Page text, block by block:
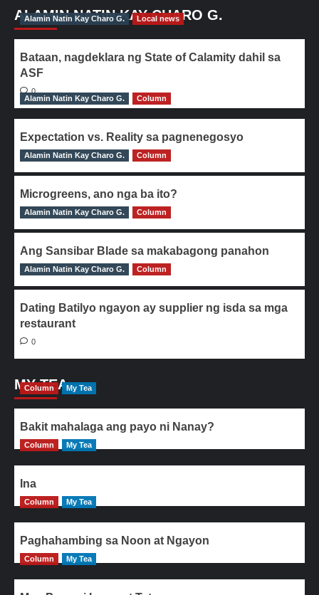
ALAMIN NATIN KAY CHARO G.
Alamin Natin Kay Charo G. Local news
Bataan, nagdeklara ng State of Calamity dahil sa
ASF
0
Alamin Natin Kay Charo G.
Column
Expectation vs. Reality sa pagnenegosyo
0
Alamin Natin Kay Charo G. Column
Microgreens, ano nga ba ito?
0
Alamin Natin Kay Charo G. Column
Ang Sansibar Blade sa makabagong panahon
0
Alamin Natin Kay Charo G. Column
Dating Batilyo ngayon ay supplier ng isda sa mga
restaurant
0
MY TEA
Column My Tea
Bakit mahalaga ang payo ni Nanay?
Column My Tea
Ina
Column My Tea
Paghahambing sa Noon at Ngayon
Column My Tea